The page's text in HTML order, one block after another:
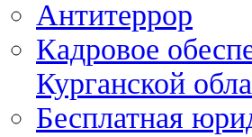
Антитеррор
Кадровое
Курганской
Бесплатная